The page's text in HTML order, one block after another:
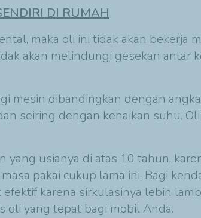
DI RUMAH
maka oli ini tidak akan bekerja
akan melindungi gesekan antar
mesin dibandingkan dengan
seiring dengan kenaikan suhu.
usianya di atas 10 tahun,
pakai cukup lama ini. Bagi
karena sirkulasinya lebih
oli yang tepat bagi mobil Anda.